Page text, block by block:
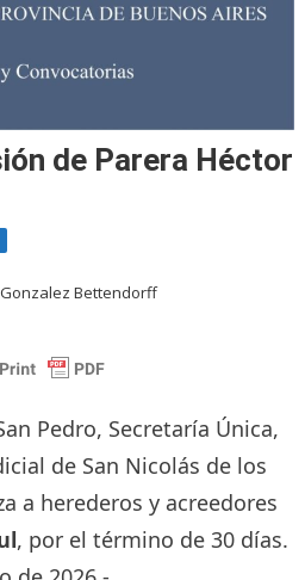
de Parera Héctor
Bettendorff
Pedro, Secretaría Única,
de San Nicolás de los
a herederos y acreedores
, por el término de 30 días.